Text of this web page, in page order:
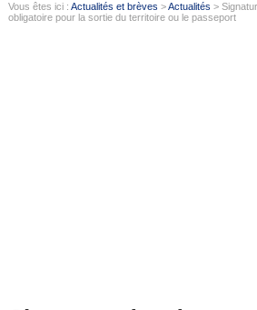
Vous êtes ici : Actualités et brèves >Actualités >
obligatoire pour la sortie du territoire ou le passeport